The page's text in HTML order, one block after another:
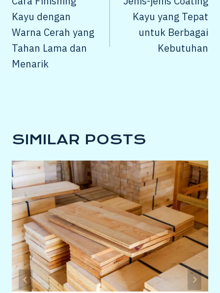
Kayu dengan
Warna Cerah yang
Tahan Lama dan
Menarik
Kayu yang Tepat
untuk Berbagai
Kebutuhan
SIMILAR POSTS